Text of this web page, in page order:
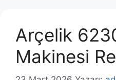
Arçelik
Makinesi